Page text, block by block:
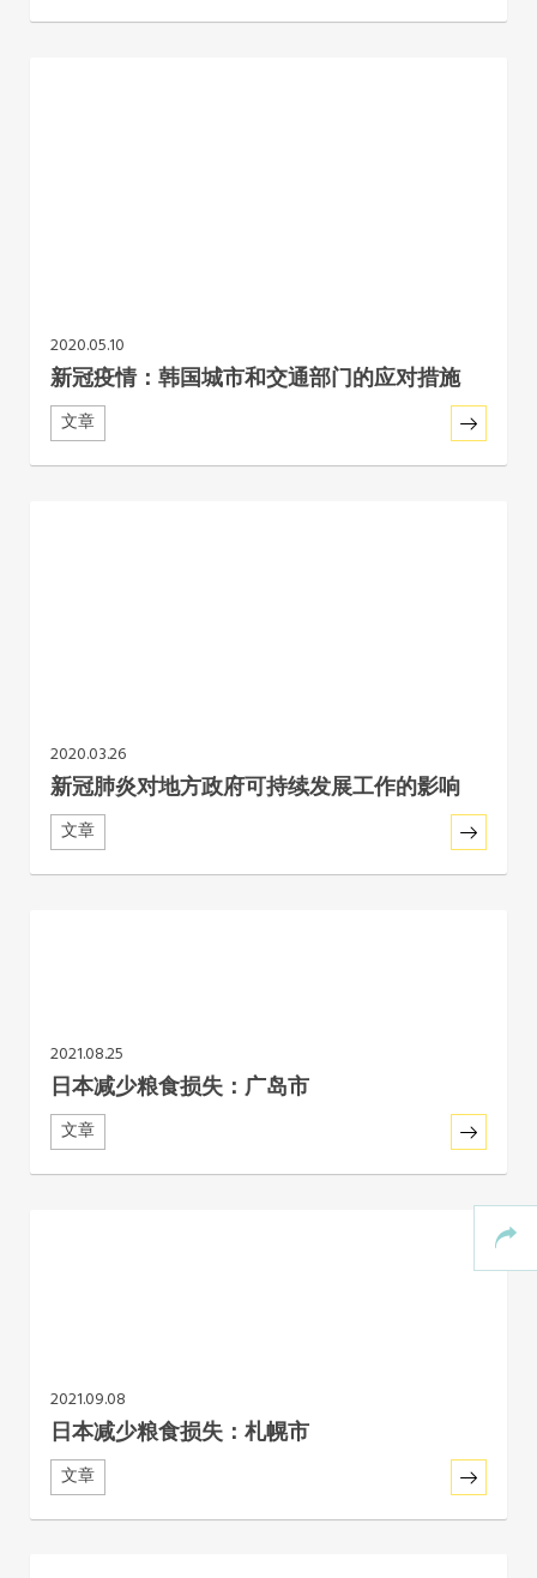
2020.05.10
新冠疫情：韩国城市和交通部门的应对措施
文章
2020.03.26
新冠肺炎对地方政府可持续发展工作的影响
文章
2021.08.25
日本减少粮食损失：广岛市
文章
2021.09.08
日本减少粮食损失：札幌市
文章